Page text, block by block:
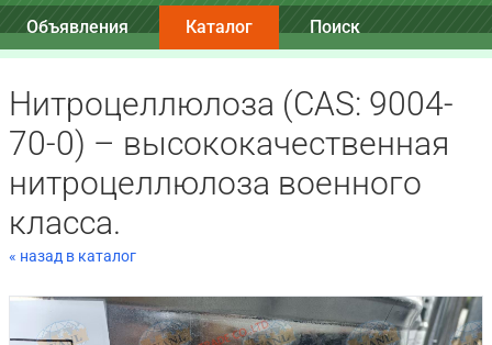
Объявления Каталог Поиск
Нитроцеллюлоза (CAS: 9004-
70-0) – высококачественная
нитроцеллюлоза военного
класса.
« назад в каталог